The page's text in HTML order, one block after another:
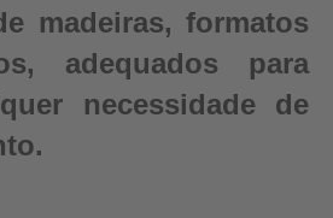
madeiras, formatos
adequados para
necessidade de